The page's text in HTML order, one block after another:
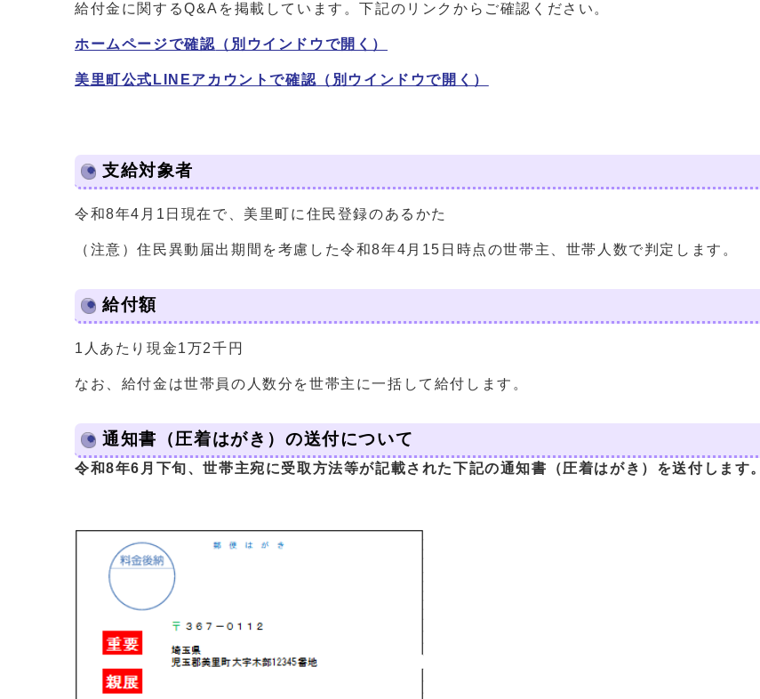
給付金に関するQ&Aを掲載しています。下記のリンクからご確認ください。
ホームページで確認 （別ウインドウで開く）
美里町公式LINEアカウントで確認 （別ウインドウで開く）
支給対象者
令和8年4月1日現在で、美里町に住民登録のあるかた
（注意）住民異動届出期間を考慮した令和8年4月15日時点の世帯主、世帯人数で判定します。
給付額
1人あたり現金1万2千円
なお、給付金は世帯員の人数分を世帯主に一括して給付します。
通知書（圧着はがき）の送付について
令和8年6月下旬、世帯主宛に受取方法等が記載された下記の通知書（圧着はがき）を送付します。